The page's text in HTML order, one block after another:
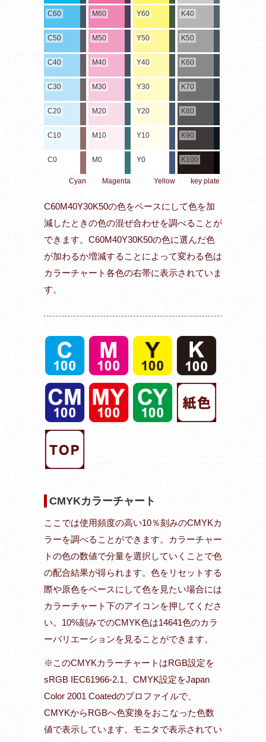
C60
C50
C40
C30
C20
C10
C0
Cyan
M60
M50
M40
M30
M20
M10
M0
Magenta
Y60
Y50
Y40
Y30
Y20
Y10
Y0
Yellow
K40
K50
K60
K70
K80
K90
K100
key plate
C60M40Y30K50の色をベースにして色を加
減したときの色の混ぜ合わせを調べることが
できます。C60M40Y30K50の色に選んだ色
が加わるか増減することによって変わる色は
カラーチャート各色の右帯に表示されていま
す。
CMYKカラーチャート
ここでは使用頻度の高い10％刻みのCMYKカ
ラーを調べることができます。カラーチャー
トの色の数値で分量を選択していくことで色
の配合結果が得られます。色をリセットする
際や原色をベースにして色を見たい場合には
カラーチャート下のアイコンを押してくださ
い。10%刻みでのCMYK色は14641色のカラ
ーバリエーションを見ることができます。
※このCMYKカラーチャートはRGB設定を
sRGB IEC61966-2.1、CMYK設定をJapan
Color 2001 Coatedのプロファイルで、
CMYKからRGBへ色変換をおこなった色数
値で表示しています。モニタで表示されてい